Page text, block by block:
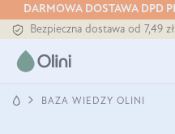
DARMOWA DOSTAWA DPD
Bezpieczna dostawa od 7,49 zł
Darmowa dostawa od 199 zł
Tłoczony zawsze na zimno
BAZA WIEDZY OLINI